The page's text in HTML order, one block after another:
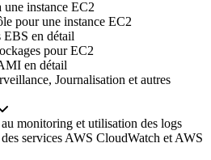
instance EC2
pour une instance EC2
EBS en détail
pour EC2
en détail
Journalisation et autres
monitoring et utilisation des logs
services AWS CloudWatch et AWS